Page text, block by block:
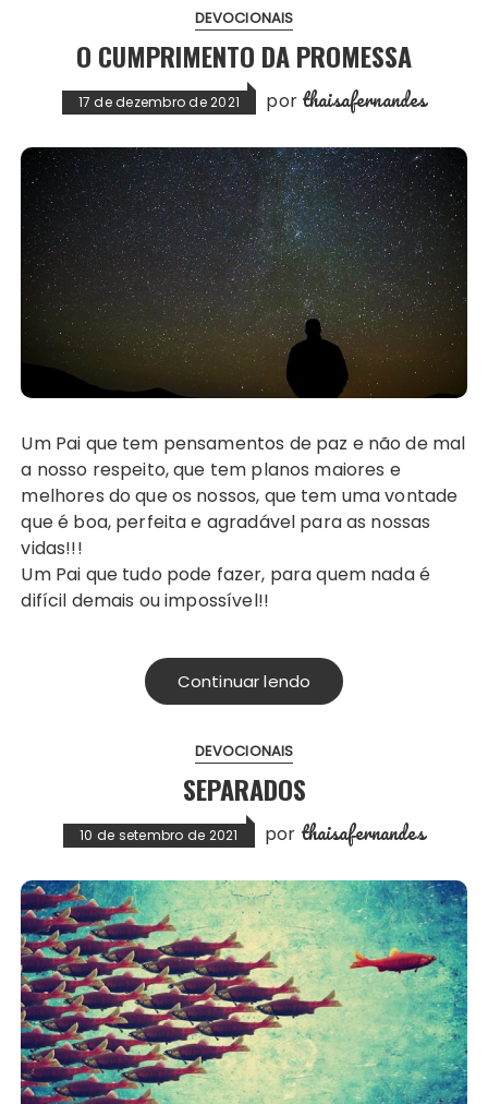
DEVOCIONAIS
O CUMPRIMENTO DA PROMESSA
17 de dezembro de 2021 por thaisafernandes
Um Pai que tem pensamentos de paz e não de mal
a nosso respeito, que tem planos maiores e
melhores do que os nossos, que tem uma vontade
que é boa, perfeita e agradável para as nossas
vidas!!!
Um Pai que tudo pode fazer, para quem nada é
difícil demais ou impossível!!
Continuar lendo
DEVOCIONAIS
SEPARADOS
10 de setembro de 2021 por thaisafernandes